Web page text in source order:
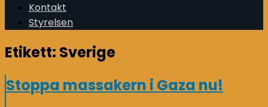
Kontakt
Styrelsen
Etikett: Sverige
Stoppa massakern i Gaza nu!